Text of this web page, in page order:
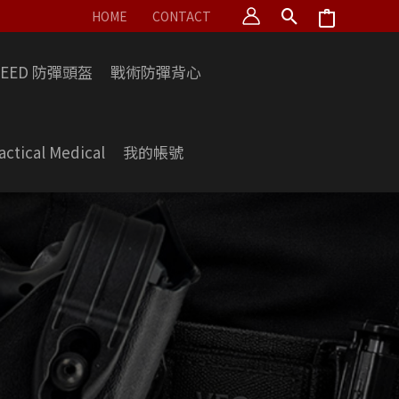
HOME CONTACT
防彈頭盔 戰術防彈背心
Medical 我的帳號